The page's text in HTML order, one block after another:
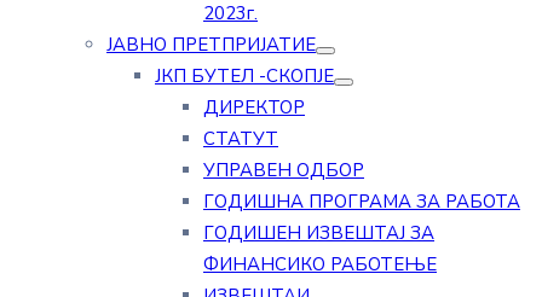
2023г.
ЈАВНО ПРЕТПРИЈАТИЕ
ЈКП БУТЕЛ -СКОПЈЕ
ДИРЕКТОР
СТАТУТ
УПРАВЕН ОДБОР
ГОДИШНА ПРОГРАМА ЗА РАБОТА
ГОДИШЕН ИЗВЕШТАЈ ЗА
ФИНАНСИКО РАБОТЕЊЕ